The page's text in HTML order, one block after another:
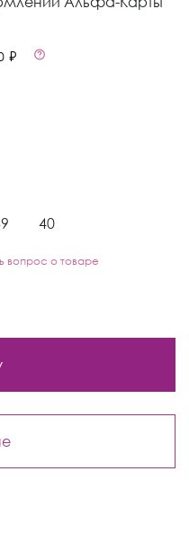
₽
40
вопрос о товаре